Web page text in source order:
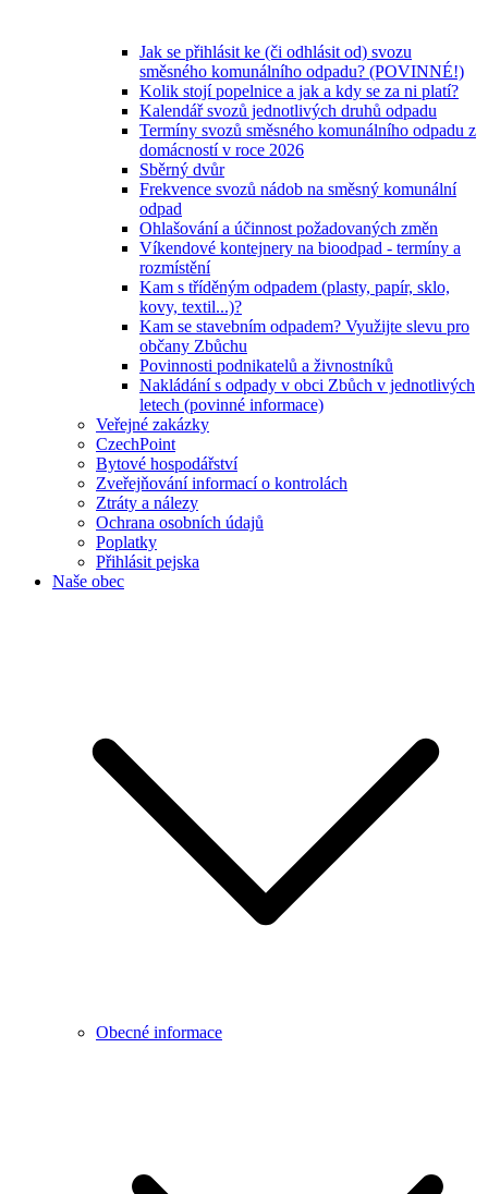
Jak se přihlásit ke (či odhlásit od) svozu
směsného komunálního odpadu? (POVINNÉ!)
Kolik stojí popelnice a jak a kdy se za ni platí?
Kalendář svozů jednotlivých druhů odpadu
Termíny svozů směsného komunálního odpadu z
domácností v roce 2026
Sběrný dvůr
Frekvence svozů nádob na směsný komunální
odpad
Ohlašování a účinnost požadovaných změn
Víkendové kontejnery na bioodpad - termíny a
rozmístění
Kam s tříděným odpadem (plasty, papír, sklo,
kovy, textil...)?
Kam se stavebním odpadem? Využijte slevu pro
občany Zbůchu
Povinnosti podnikatelů a živnostníků
Nakládání s odpady v obci Zbůch v jednotlivých
letech (povinné informace)
Veřejné zakázky
CzechPoint
Bytové hospodářství
Zveřejňování informací o kontrolách
Ztráty a nálezy
Ochrana osobních údajů
Poplatky
Přihlásit pejska
Naše obec
Obecné informace